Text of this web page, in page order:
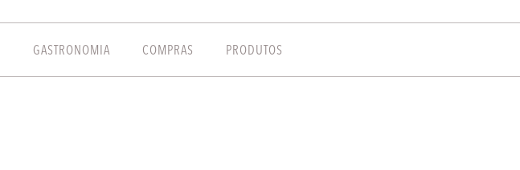
GASTRONOMIA COMPRAS PRODUTOS